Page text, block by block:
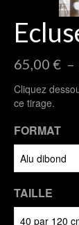
65,00 € –
Cliquez
ce tirage.
FORMAT
TAILLE